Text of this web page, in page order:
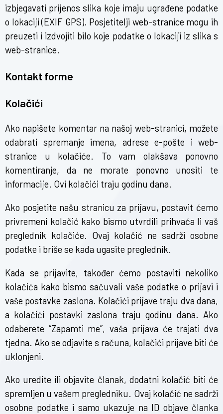
izbjegavati prijenos slika koje imaju ugrađene podatke
o lokaciji (EXIF GPS). Posjetitelji web-stranice mogu ih
preuzeti i izdvojiti bilo koje podatke o lokaciji iz slika s
web-stranice.
Kontakt forme
Kolačići
Ako napišete komentar na našoj web-stranici, možete
odabrati spremanje imena, adrese e-pošte i web-
stranice u kolačiće. To vam olakšava ponovno
komentiranje, da ne morate ponovno unositi te
informacije. Ovi kolačići traju godinu dana.
Ako posjetite našu stranicu za prijavu, postavit ćemo
privremeni kolačić kako bismo utvrdili prihvaća li vaš
preglednik kolačiće. Ovaj kolačić ne sadrži osobne
podatke i briše se kada ugasite preglednik.
Kada se prijavite, također ćemo postaviti nekoliko
kolačića kako bismo sačuvali vaše podatke o prijavi i
vaše postavke zaslona. Kolačići prijave traju dva dana,
a kolačići postavki zaslona traju godinu dana. Ako
odaberete “Zapamti me”, vaša prijava će trajati dva
tjedna. Ako se odjavite s računa, kolačići prijave biti će
uklonjeni.
Ako uredite ili objavite članak, dodatni kolačić biti će
spremljen u vašem pregledniku. Ovaj kolačić ne sadrži
osobne podatke i samo ukazuje na ID objave članka